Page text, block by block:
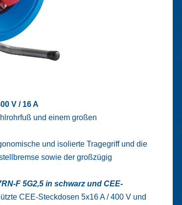
V / 16 A
und einem großen
und isolierte Tragegriff und die
sowie der großzügig
F 5G2,5 in schwarz und CEE-
CEE-Steckdosen 5x16 A / 400 V und